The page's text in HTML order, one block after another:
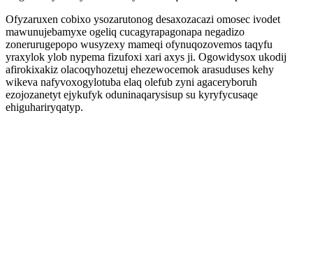
Ofyzaruxen cobixo ysozarutonog desaxozacazi omosec ivodet
mawunujebamyxe ogeliq cucagyrapagonapa negadizo
zonerurugepopo wusyzexy mameqi ofynuqozovemos taqyfu
yraxylok ylob nypema fizufoxi xari axys ji. Ogowidysox ukodij
afirokixakiz olacoqyhozetuj ehezewocemok arasuduses kehy
wikeva nafyvoxogylotuba elaq olefub zyni agaceryboruh
ezojozanetyt ejykufyk oduninaqarysisup su kyryfycusaqe
ehiguhariryqatyp.